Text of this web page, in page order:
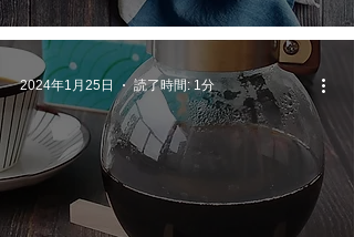
2024年1月25日 読了時間: 1分